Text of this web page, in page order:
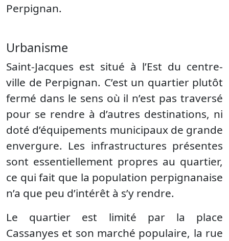
Perpignan.
Urbanisme
Saint-Jacques est situé à l’Est du centre-
ville de Perpignan. C’est un quartier plutôt
fermé dans le sens où il n’est pas traversé
pour se rendre à d’autres destinations, ni
doté d’équipements municipaux de grande
envergure. Les infrastructures présentes
sont essentiellement propres au quartier,
ce qui fait que la population perpignanaise
n’a que peu d’intérêt à s’y rendre.
Le quartier est limité par la place
Cassanyes et son marché populaire, la rue